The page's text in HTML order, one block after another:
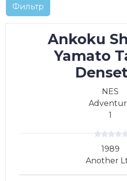
Фильтр
Ankoku
Yamato
NES
1
1989
Another